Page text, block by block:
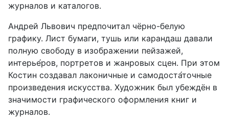
журналов и каталогов.
Андрей Львович предпочитал чёрно-белую
графику. Лист бумаги, тушь или карандаш давали
полную свободу в изображении пейзажей,
интерье́ров, портретов и жанровых сцен. При этом
Костин создавал лаконичные и самодоста́точные
произведения искусства. Художник был убеждён в
значимости графического оформления книг и
журналов.